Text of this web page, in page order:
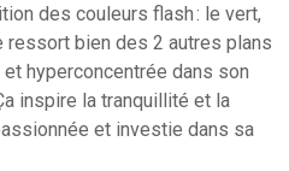
des couleurs flash : le vert,
ressort bien des 2 autres plans
hyperconcentrée dans son
inspire la tranquillité et la
et investie dans sa